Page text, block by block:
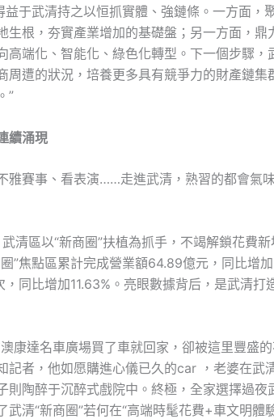
得益于武清持之以恒抓實體、強鏈條。一方面
生根，夯實產業增加的基礎盤；另一方面，鼎
高端化、智能化、綠色化轉型。下一個步驟，
周遭的狀況，培養更多具有競爭力的財產鏈集
”
續涌現
雅賽事、看表演……走進武清，熟習的都會氣
清區以“新商圈”扶植為抓手，不竭解鎖花費
”焦點區累計完成營業額64.89億元，同比增
同比增加11.63%。亮眼數據背后，是武清打
康達名車廣場買了車就回家，卻被這里豐盛
記者，他如愿購進心儀已久的car ，老婆在武
則陶醉于沉醉式戲院中。終極，全家選擇過夜
武清“新商圈”若何在“高端時髦花費+車文明體